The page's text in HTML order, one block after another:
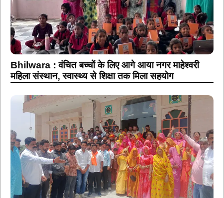
Bhilwara : वंचित बच्चों के लिए आगे आया नगर माहेश्वरी
महिला संस्थान, स्वास्थ्य से शिक्षा तक मिला सहयोग